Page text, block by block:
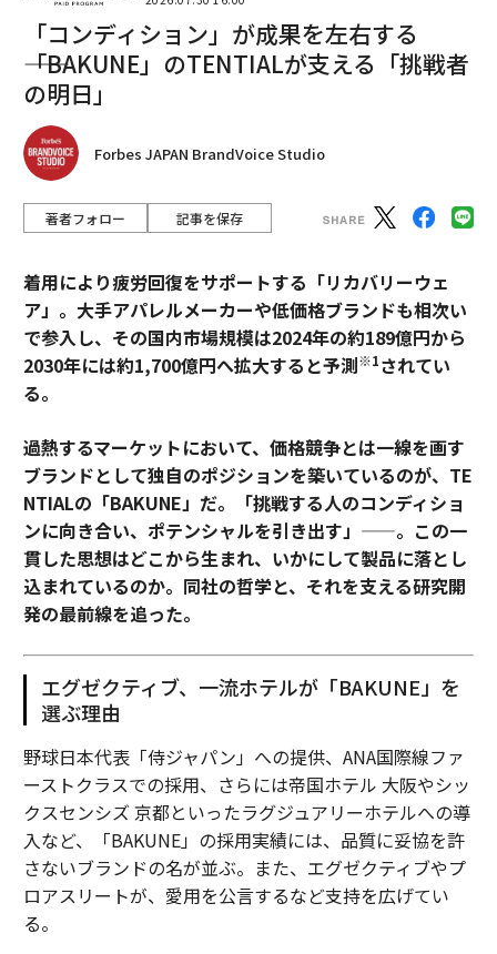
「コンディション」が成果を左右する
――「BAKUNE」のTENTIALが支える「挑戦者
の明日」
Forbes JAPAN BrandVoice Studio
著者フォロー 記事を保存
着用により疲労回復をサポートする「リカバリーウェ
ア」。大手アパレルメーカーや低価格ブランドも相次い
で参入し、その国内市場規模は2024年の約189億円から
2030年には約1,700億円へ拡大すると予測※1されてい
る。
過熱するマーケットにおいて、価格競争とは一線を画す
ブランドとして独自のポジションを築いているのが、TE
NTIALの「BAKUNE」だ。「挑戦する人のコンディショ
ンに向き合い、ポテンシャルを引き出す」——。この一
貫した思想はどこから生まれ、いかにして製品に落とし
込まれているのか。同社の哲学と、それを支える研究開
発の最前線を追った。
エグゼクティブ、一流ホテルが「BAKUNE」を
選ぶ理由
野球日本代表「侍ジャパン」への提供、ANA国際線ファ
ーストクラスでの採用、さらには帝国ホテル 大阪やシッ
クスセンシズ 京都といったラグジュアリーホテルへの導
入など、「BAKUNE」の採用実績には、品質に妥協を許
さないブランドの名が並ぶ。また、エグゼクティブやプ
ロアスリートが、愛用を公言するなど支持を広げてい
る。